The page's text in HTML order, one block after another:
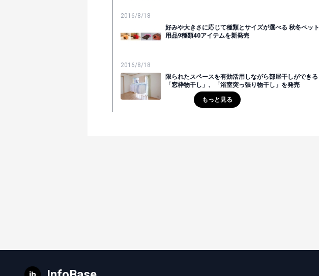
2016/8/18
好みや大きさに応じて種類とサイズが選べる 秋冬ペット
用品9種類40アイテムを新発売
2016/8/18
限られたスペースを有効活用しながら部屋干しができる
「窓枠物干し」、「浴室突っ張り物干し」を発売
もっと見る